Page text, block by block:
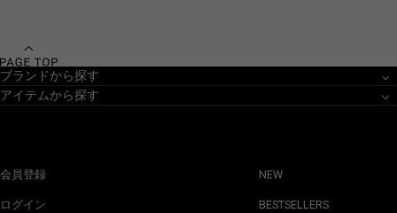
ブランドから探す
アイテムから探す
会員登録
ログイン
NEW
BESTSELLERS